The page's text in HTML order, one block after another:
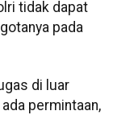
tidak dapat
pada
di luar
permintaan,